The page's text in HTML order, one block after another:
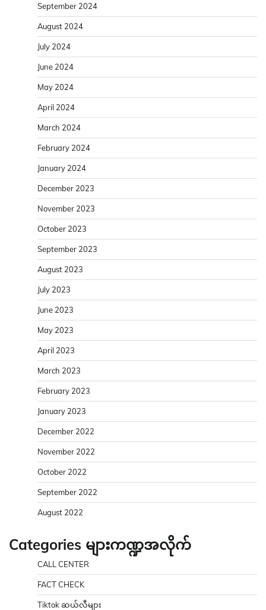
September 2024
August 2024
July 2024
June 2024
May 2024
April 2024
March 2024
February 2024
January 2024
December 2023
November 2023
October 2023
September 2023
August 2023
July 2023
June 2023
May 2023
April 2023
March 2023
February 2023
January 2023
December 2022
November 2022
October 2022
September 2022
August 2022
Categories များကဏ္ဍအလိုက်
CALL CENTER
FACT CHECK
Tiktok ဆယ်လီများ